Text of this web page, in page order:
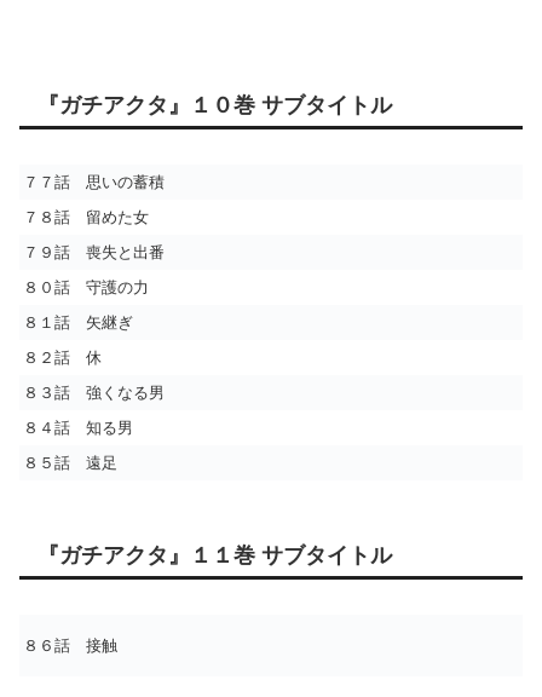
『ガチアクタ』１０巻 サブタイトル
７７話 思いの蓄積
７８話 留めた女
７９話 喪失と出番
８０話 守護の力
８１話 矢継ぎ
８２話 休
８３話 強くなる男
８４話 知る男
８５話 遠足
『ガチアクタ』１１巻 サブタイトル
８６話 接触